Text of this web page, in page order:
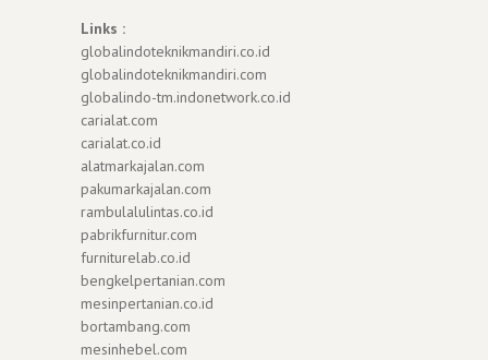
Links :
globalindoteknikmandiri.co.id
globalindoteknikmandiri.com
globalindo-tm.indonetwork.co.id
carialat.com
carialat.co.id
alatmarkajalan.com
pakumarkajalan.com
rambulalulintas.co.id
pabrikfurnitur.com
furniturelab.co.id
bengkelpertanian.com
mesinpertanian.co.id
bortambang.com
mesinhebel.com